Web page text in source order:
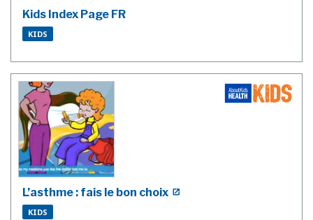
Kids Index Page FR
KIDS
L’asthme : fais le bon choix
KIDS